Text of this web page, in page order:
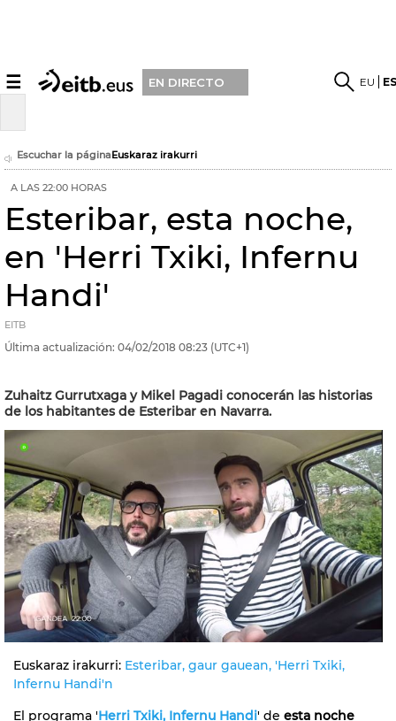
☰ EN DIRECTO EU
Escuchar la páginaEuskaraz irakurri
A LAS 22:00 HORAS
Esteribar, esta noche,
en 'Herri Txiki, Infernu
Handi'
EITB
Última actualización: 04/02/2018 08:23 (UTC+1)
Zuhaitz Gurrutxaga y Mikel Pagadi conocerán las historias
de los habitantes de Esteribar en Navarra.
Euskaraz irakurri: Esteribar, gaur gauean, 'Herri Txiki,
Infernu Handi'n
El programa 'Herri Txiki, Infernu Handi' de esta noche